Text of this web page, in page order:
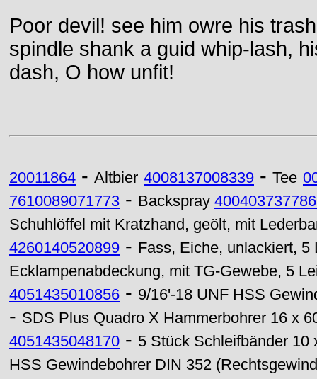
Poor devil! see him owre his
spindle shank a guid whip-lash,
dash, O how unfit!
20011864 - Altbier 4008137008339 - Tee
7610089071773 - Backspray
Schuhlöffel mit Kratzhand, geölt, mit
4260140520899 - Fass, Eiche, unlackiert,
Ecklampenabdeckung, mit TG-Gewebe, 5
4051435010856 - 9/16'-18 UNF HSS
- SDS Plus Quadro X Hammerbohrer 16 x
4051435048170 - 5 Stück Schleifbänder 10
HSS Gewindebohrer DIN 352